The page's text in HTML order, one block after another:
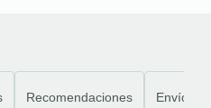
Recomendaciones Envíos